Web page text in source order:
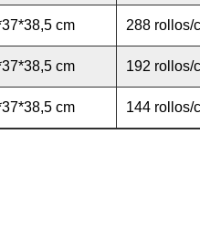
cm 288 rollos/
cm 192 rollos/
cm 144 rollos/